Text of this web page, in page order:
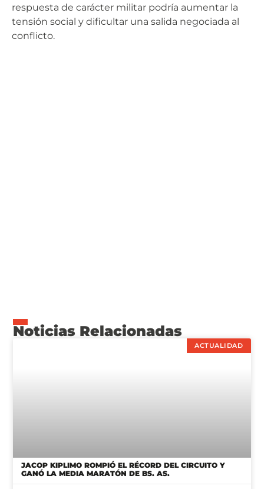
respuesta de carácter militar podría aumentar la
tensión social y dificultar una salida negociada al
conflicto.
Noticias Relacionadas
ACTUALIDAD
JACOP KIPLIMO ROMPIÓ EL RÉCORD DEL CIRCUITO Y
GANÓ LA MEDIA MARATÓN DE BS. AS.